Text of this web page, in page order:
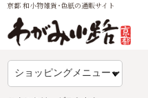
京都 和小物雑貨･色紙の通販サイト